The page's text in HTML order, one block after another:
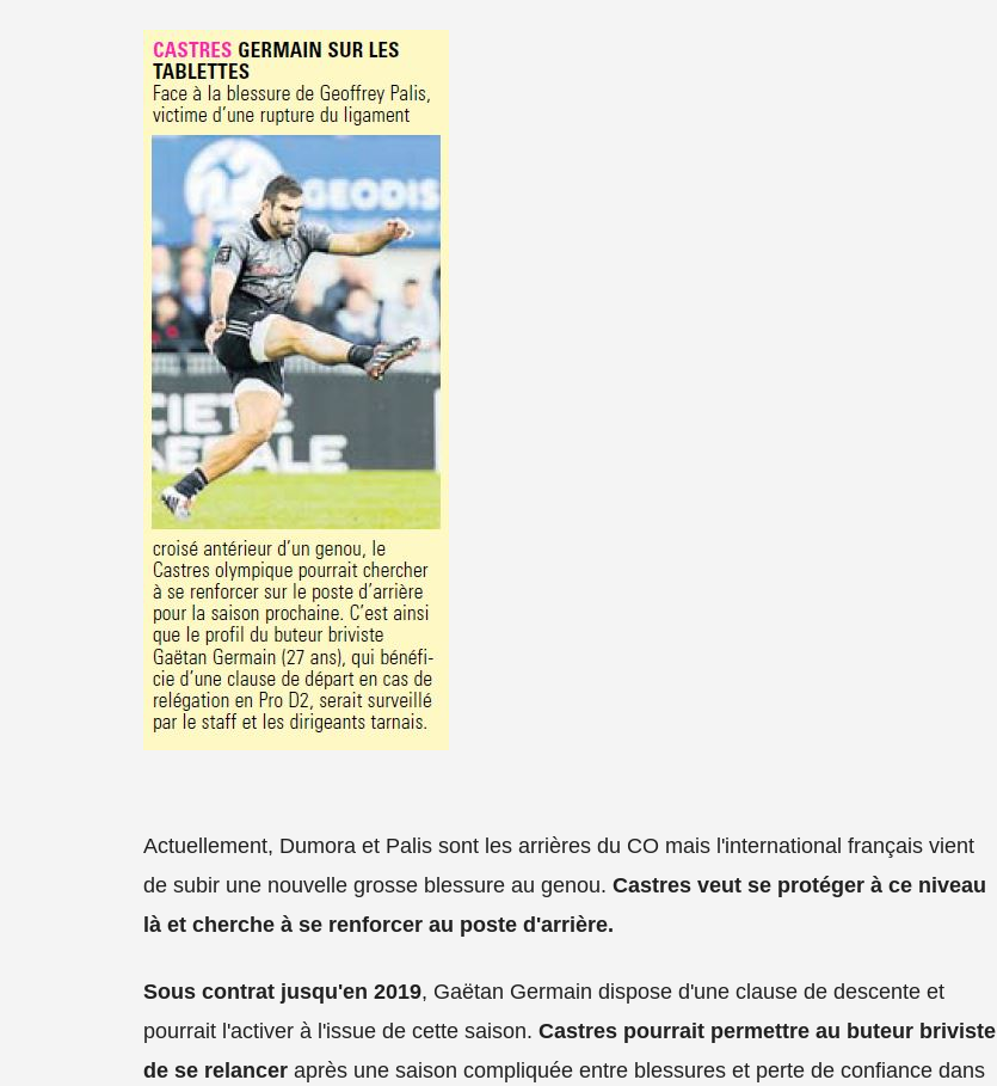
Actuellement, Dumora et Palis sont les arrières du CO mais l'international français vient
de subir une nouvelle grosse blessure au genou. Castres veut se protéger à ce niveau
là et cherche à se renforcer au poste d'arrière.
Sous contrat jusqu'en 2019, Gaëtan Germain dispose d'une clause de descente et
pourrait l'activer à l'issue de cette saison. Castres pourrait permettre au buteur briviste
de se relancer après une saison compliquée entre blessures et perte de confiance dans